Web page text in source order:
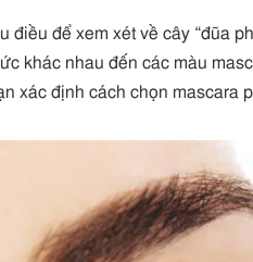
điều để xem xét về cây “đũa
khác nhau đến các màu
xác định cách chọn mascara